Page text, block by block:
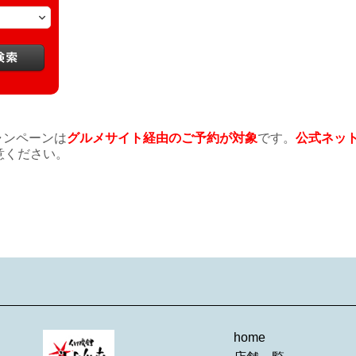
ペーンはグルメサイト経由のご予約が対象です。 公式ネッ
ださい。
home